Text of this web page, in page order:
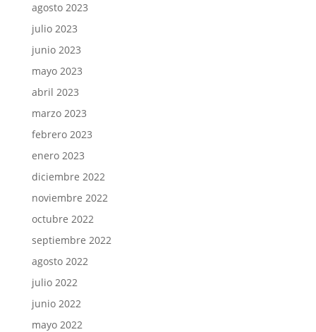
agosto 2023
julio 2023
junio 2023
mayo 2023
abril 2023
marzo 2023
febrero 2023
enero 2023
diciembre 2022
noviembre 2022
octubre 2022
septiembre 2022
agosto 2022
julio 2022
junio 2022
mayo 2022